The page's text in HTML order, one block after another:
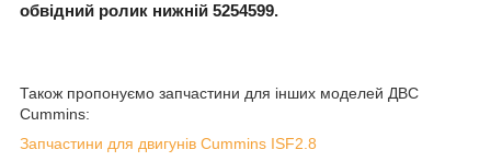
обвідний ролик нижній 5254599.
Також пропонуємо запчастини для інших моделей ДВС
Cummins:
Запчастини для двигунів Cummins ISF2.8